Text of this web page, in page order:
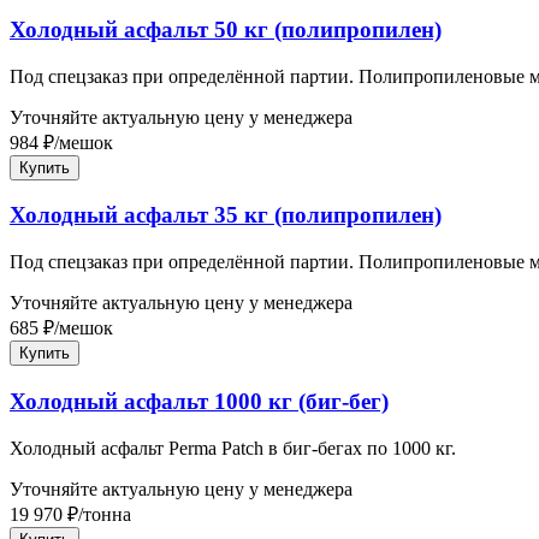
Холодный асфальт 50 кг (полипропилен)
Под спецзаказ при определённой партии. Полипропиленовые
Уточняйте актуальную цену у менеджера
984 ₽/мешок
Купить
Холодный асфальт 35 кг (полипропилен)
Под спецзаказ при определённой партии. Полипропиленовые
Уточняйте актуальную цену у менеджера
685 ₽/мешок
Купить
Холодный асфальт 1000 кг (биг-бег)
Холодный асфальт Perma Patch в биг-бегах по 1000 кг.
Уточняйте актуальную цену у менеджера
19 970 ₽/тонна